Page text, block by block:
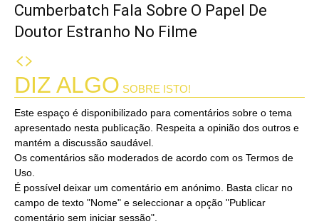
Cumberbatch Fala Sobre O Papel De
Doutor Estranho No Filme
DIZ ALGO SOBRE ISTO!
Este espaço é disponibilizado para comentários sobre o tema
apresentado nesta publicação. Respeita a opinião dos outros e
mantém a discussão saudável.
Os comentários são moderados de acordo com os Termos de
Uso.
É possível deixar um comentário em anónimo. Basta clicar no
campo de texto "Nome" e seleccionar a opção "Publicar
comentário sem iniciar sessão".